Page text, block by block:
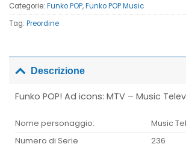
Categorie: Funko POP,Funko POP Music
Tag: Preordine
Descrizione
Funko POP! Ad icons: MTV – Music
Nome personaggio:
Music
Numero di Serie
236